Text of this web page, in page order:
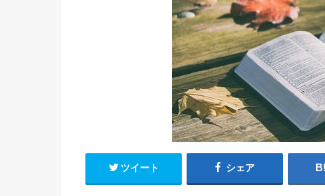
ツイート シェア